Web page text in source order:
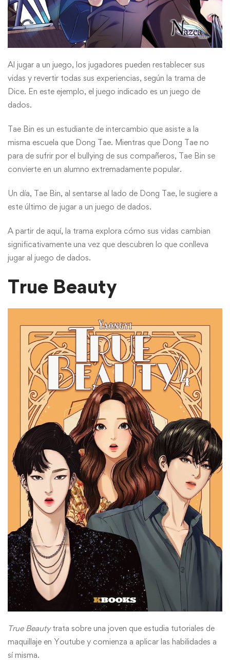
Al jugar a un juego, los jugadores pueden restablecer sus
vidas y revertir todas sus experiencias, según la trama de
Dice. En este ejemplo, el juego indicado es un juego de
dados.
Tae Bin es un estudiante de intercambio que asiste a la
misma escuela que Dong Tae. Mientras que Dong Tae no
para de sufrir por el bullying de sus compañeros, Tae Bin se
convierte en un alumno extremadamente popular.
Un día, Tae Bin, al sentarse al lado de Dong Tae, le sugiere a
este último de jugar a un juego de dados.
A partir de aquí, la trama explora cómo sus vidas cambian
significativamente una vez que descubren lo que conlleva
jugar al juego de dados.
True Beauty
True Beauty trata sobre una joven que estudia tutoriales de
maquillaje en Youtube y comienza a aplicar las habilidades a
sí misma.